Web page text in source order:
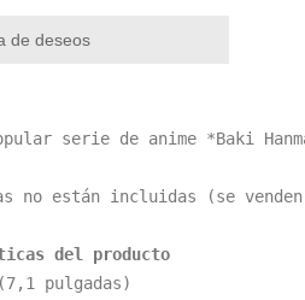
de deseos
serie de anime *Baki
no están incluidas (se
del producto
pulgadas)